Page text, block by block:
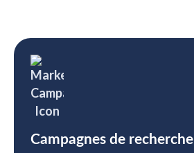
Campagnes de recherche